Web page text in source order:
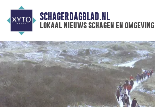
SCHAGERDAGBLAD.NL
lokaal nieuws schagen en omgeving